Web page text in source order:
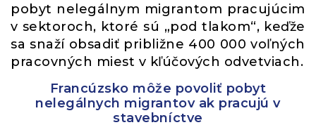
pobyt nelegálnym migrantom pracujúcim
v sektoroch, ktoré sú „pod tlakom“, keďže
sa snaží obsadiť približne 400 000 voľných
pracovných miest v kľúčových odvetviach.
Francúzsko môže povoliť pobyt
nelegálnych migrantov ak pracujú v
stavebníctve